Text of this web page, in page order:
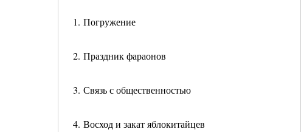
1. Погружение
2. Праздник фараонов
3. Связь с общественностью
4. Восход и закат яблокитайцев